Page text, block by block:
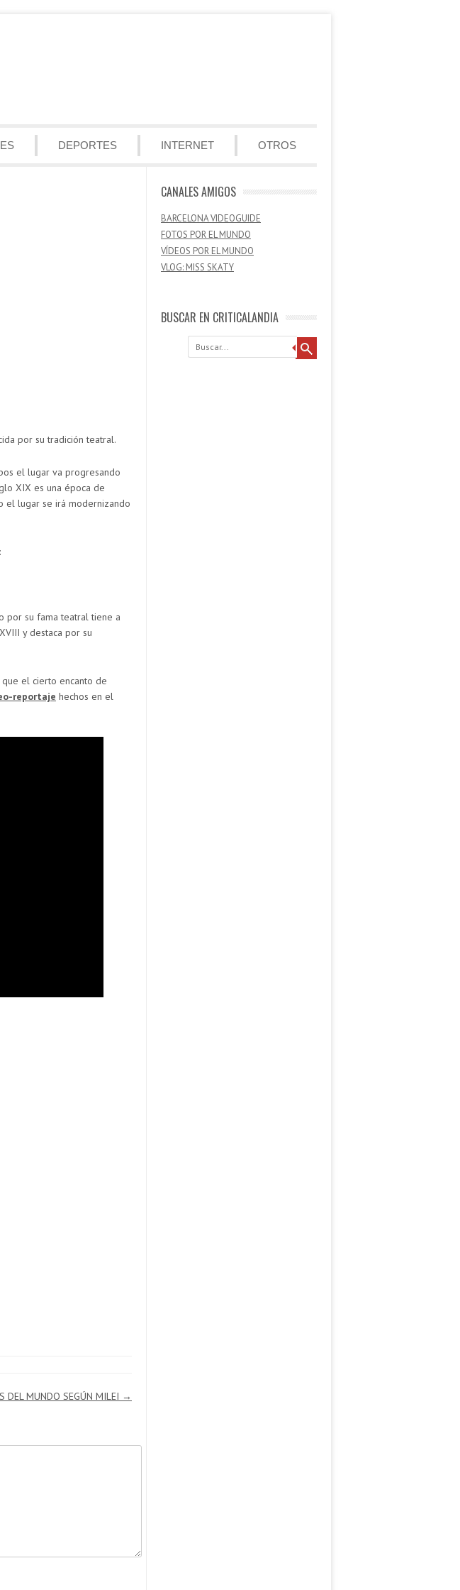
DEPORTES INTERNET OTROS
por su tradición teatral.
el lugar va progresando
XIX es una época de
el lugar se irá modernizando
por su fama teatral tiene a
y destaca por su
el cierto encanto de
reportaje hechos en el
DEL MUNDO SEGÚN MILEI →
CANALES AMIGOS
BARCELONA VIDEOGUIDE
FOTOS POR EL MUNDO
VÍDEOS POR EL MUNDO
VLOG: MISS SKATY
BUSCAR EN CRITICALANDIA
Buscar